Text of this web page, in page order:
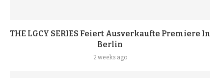
THE LGCY SERIES Feiert Ausverkaufte Premiere In
Berlin
2 weeks ago